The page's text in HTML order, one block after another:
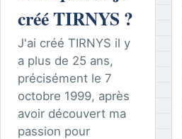
créé TIRNYS ?
J'ai créé TIRNYS il y
a plus de 25 ans,
précisément le 7
octobre 1999, après
avoir découvert ma
passion pour